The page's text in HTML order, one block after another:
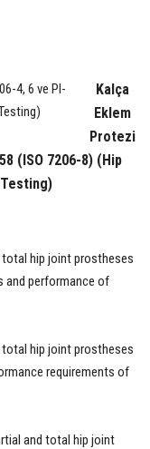
Kalça
Eklem
Protezi
(ISO 7206-8) (Hip
hip joint prostheses
and performance of
hip joint prostheses
requirements of
and total hip joint